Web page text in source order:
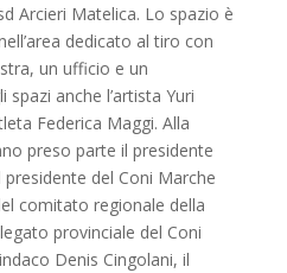
Arcieri Matelica. Lo spazio è
dedicato al tiro con
un ufficio e un
anche l’artista Yuri
Federica Maggi. Alla
preso parte il presidente
del Coni Marche
comitato regionale della
provinciale del Coni
Denis Cingolani, il